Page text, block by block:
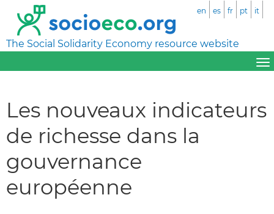
The Social Solidarity Economy resource website
en es fr pt it
Les nouveaux indicateurs
de richesse dans la
gouvernance
européenne